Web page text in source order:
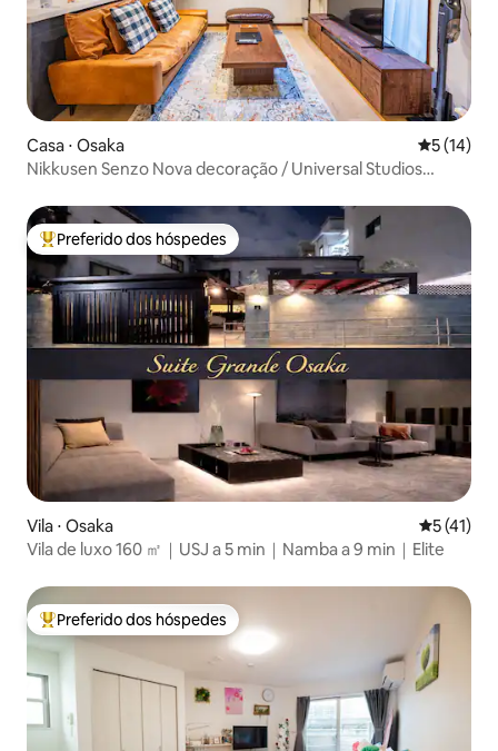
Casa ⋅ Osaka 5 de uma
5 (14)
Nikkusen Senzo Nova decoração / Universal Studios
Access / Nara / Nankyu Kujou Station 3 minutos a pé
Entre os melhores preferidos dos hóspedes
Preferido dos hóspedes
Vila ⋅ Osaka 5 de uma
5 (41)
Vila de luxo 160 ㎡｜USJ a 5 min｜Namba a 9 min｜Elite
Entre os melhores preferidos dos hóspedes
Preferido dos hóspedes